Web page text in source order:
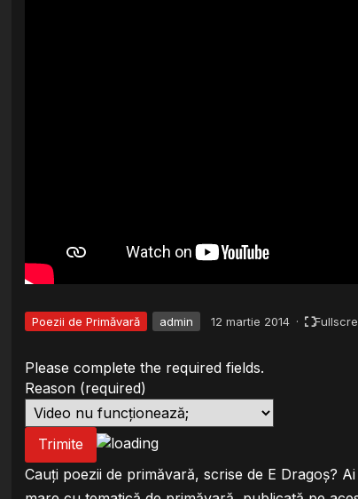
Poezii de Primăvară admin 12 martie 2014 ·
Please complete the required fields.
Reason (required)
Trimite
Cauți poezii de primăvară, scrise de E Dragoș?